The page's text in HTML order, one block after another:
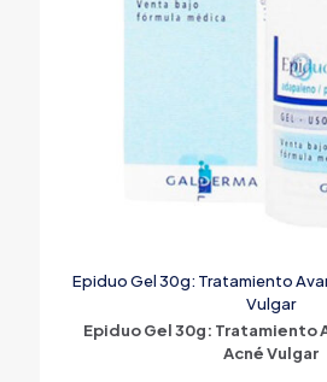
Epiduo Gel 30g: Tratamiento
Vulgar
Epiduo Gel 30g: Tratamiento
Acné Vulgar